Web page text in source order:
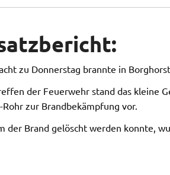
zu Donnerstag brannte in
der Feuerwehr stand das kleine
Rohr zur Brandbekämpfung vor.
der Brand gelöscht werden konnte,